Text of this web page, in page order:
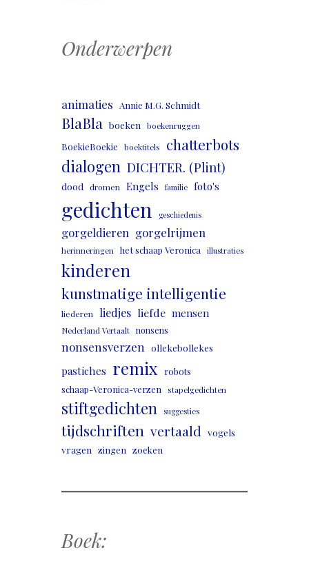
Onderwerpen
animaties Annie M.G. Schmidt
BlaBla boeken boekenruggen
BoekieBoekie boektitels chatterbots
dialogen DICHTER. (Plint)
dood dromen Engels familie foto's
gedichten geschiedenis
gorgeldieren gorgelrijmen
herinneringen het schaap Veronica illustraties
kinderen
kunstmatige intelligentie
liederen liedjes liefde mensen
Nederland Vertaalt nonsens
nonsensverzen ollekebollekes
pastiches remix
robots
schaap-Veronica-verzen stapelgedichten
stiftgedichten suggesties
tijdschriften vertaald vogels
vragen zingen zoeken
Boek: